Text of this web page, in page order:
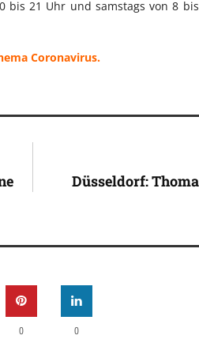
bis 21 Uhr und samstags von 8
Coronavirus.
Düsseldorf:
0 0